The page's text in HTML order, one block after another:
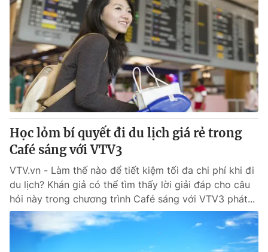
Học lỏm bí quyết đi du lịch giá rẻ trong
Café sáng với VTV3
VTV.vn - Làm thế nào để tiết kiệm tối đa chi phí khi đi
du lịch? Khán giả có thể tìm thấy lời giải đáp cho câu
hỏi này trong chương trình Café sáng với VTV3 phát...